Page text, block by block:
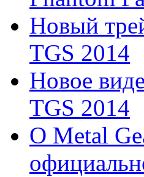
Новый
TGS 2014
Новое
TGS 2014
О Metal